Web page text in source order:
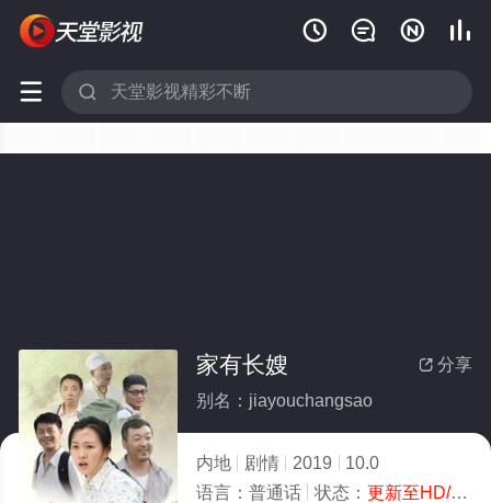
   
 
 分享
家有长嫂
别名：jiayouchangsao
内地 剧情 2019
10.0
语言： 普通话 状态： 更新至HD/高清